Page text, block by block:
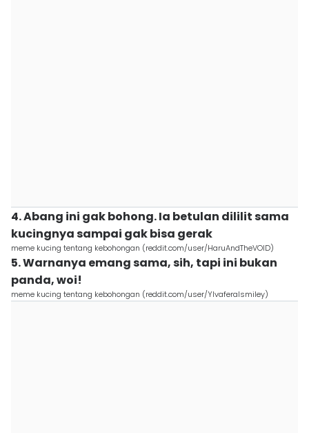
4. Abang ini gak bohong. Ia betulan dililit sama
kucingnya sampai gak bisa gerak
meme kucing tentang kebohongan (reddit.com/user/HaruAndTheVOID)
5. Warnanya emang sama, sih, tapi ini bukan
panda, woi!
meme kucing tentang kebohongan (reddit.com/user/Ylvaferalsmiley)